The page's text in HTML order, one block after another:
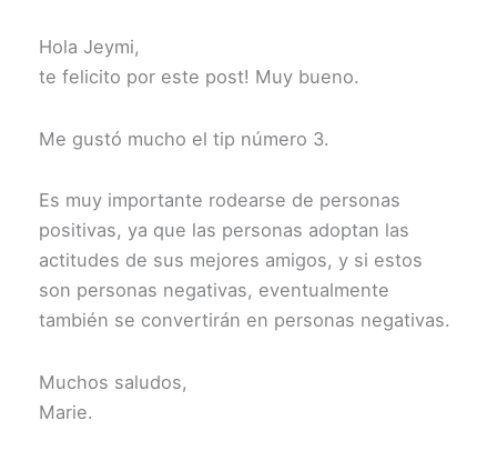
Hola Jeymi,
te felicito por este post! Muy bueno.
Me gustó mucho el tip número 3.
Es muy importante rodearse de personas
positivas, ya que las personas adoptan las
actitudes de sus mejores amigos, y si estos
son personas negativas, eventualmente
también se convertirán en personas negativas.
Muchos saludos,
Marie.